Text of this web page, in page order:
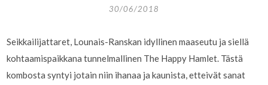
30/06/2018
Seikkailijattaret, Lounais-Ranskan idyllinen maaseutu ja siellä
kohtaamispaikkana tunnelmallinen The Happy Hamlet. Tästä
kombosta syntyi jotain niin ihanaa ja kaunista, etteivät sanat